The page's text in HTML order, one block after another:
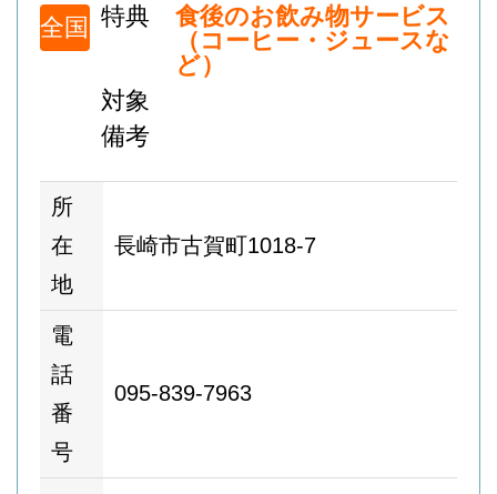
全国 特典
食後のお飲み物サービス
（コーヒー・ジュースな
ど）
対象
備考
所
在
地
長崎市古賀町1018-7
電
話
番
号
095-839-7963